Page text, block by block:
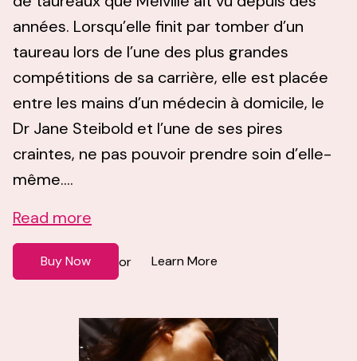
années. Lorsqu’elle finit par tomber d’un
taureau lors de l’une des plus grandes
compétitions de sa carrière, elle est placée
entre les mains d’un médecin à domicile, le
Dr Jane Steibold et l’une de ses pires
craintes, ne pas pouvoir prendre soin d’elle-
même....
Read more
Buy Now or Learn More